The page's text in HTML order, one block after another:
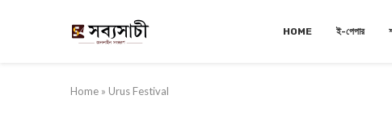
HOME ই-পেপার
Home » Urus Festival